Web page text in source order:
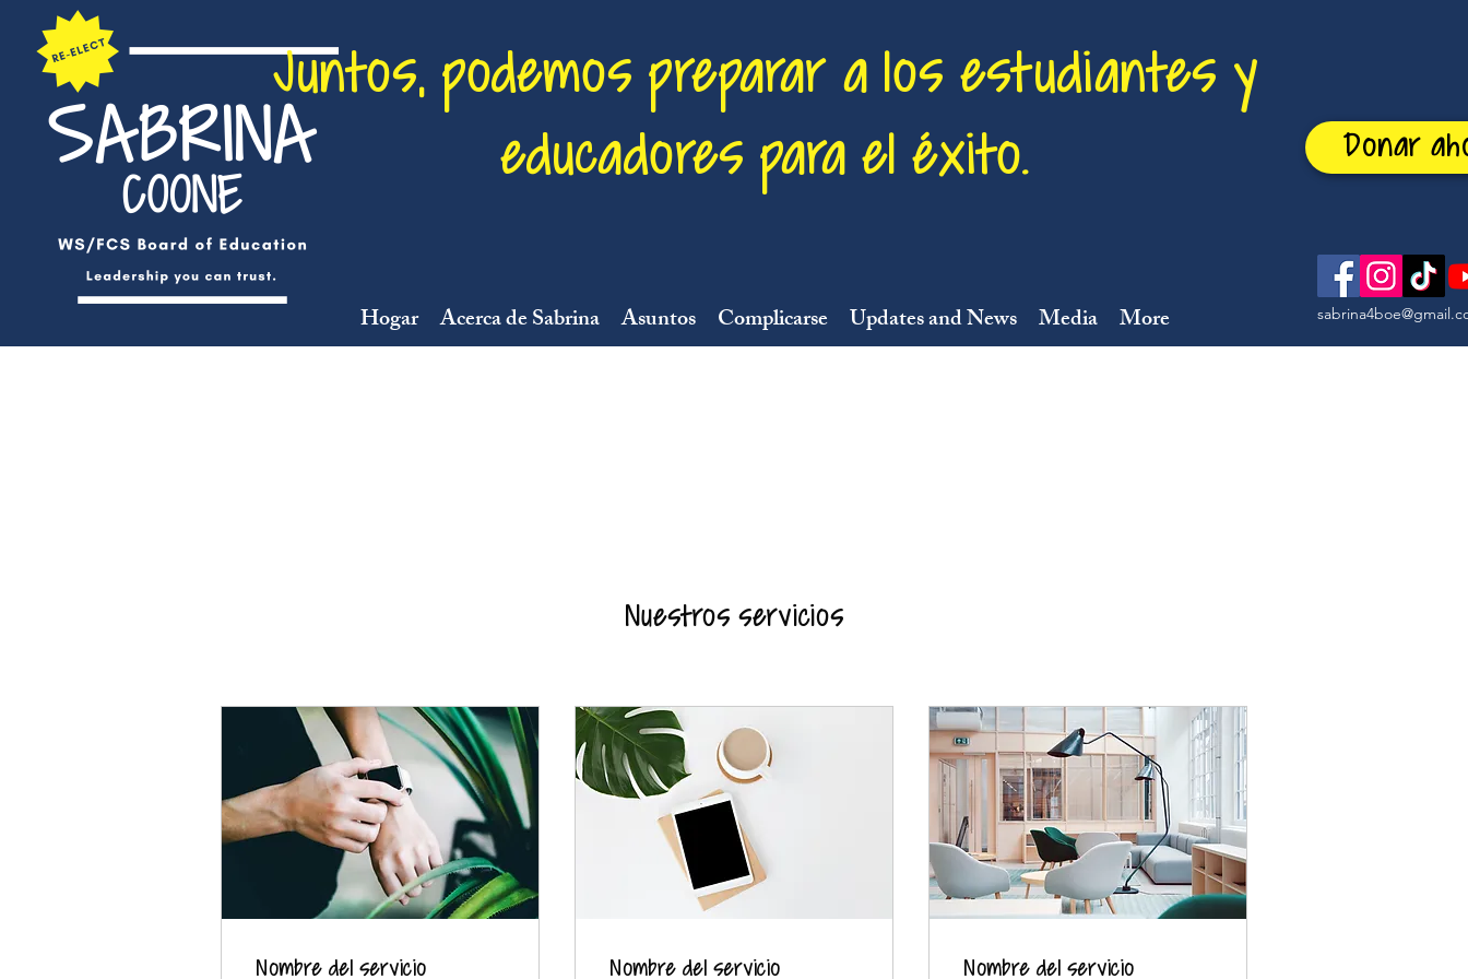
Juntos, podemos preparar a los estudiantes y
educadores para el éxito.
Donar
Hogar Acerca de Sabrina Asuntos Complicarse Updates and News Media More
Nuestros servicios
Nombre del servicio Nombre del servicio Nombre del servicio